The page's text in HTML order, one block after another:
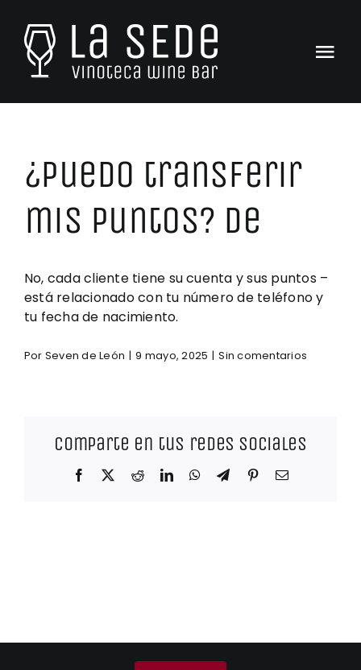
contenido
Inicio
Tienda
Catas & Eventos
Club La SEDe
El Equipo
Mi Cuenta
¿Puedo transferir
mis puntos? de
No, cada cliente tiene su cuenta y sus puntos –
está relacionado con tu número de teléfono y
tu fecha de nacimiento.
Por Seven de León | 9 mayo, 2025 | Sin comentarios
Comparte en tus redes sociales
Facebook RedditLinkedInWhatsApp
TelegramPinterestCorreo